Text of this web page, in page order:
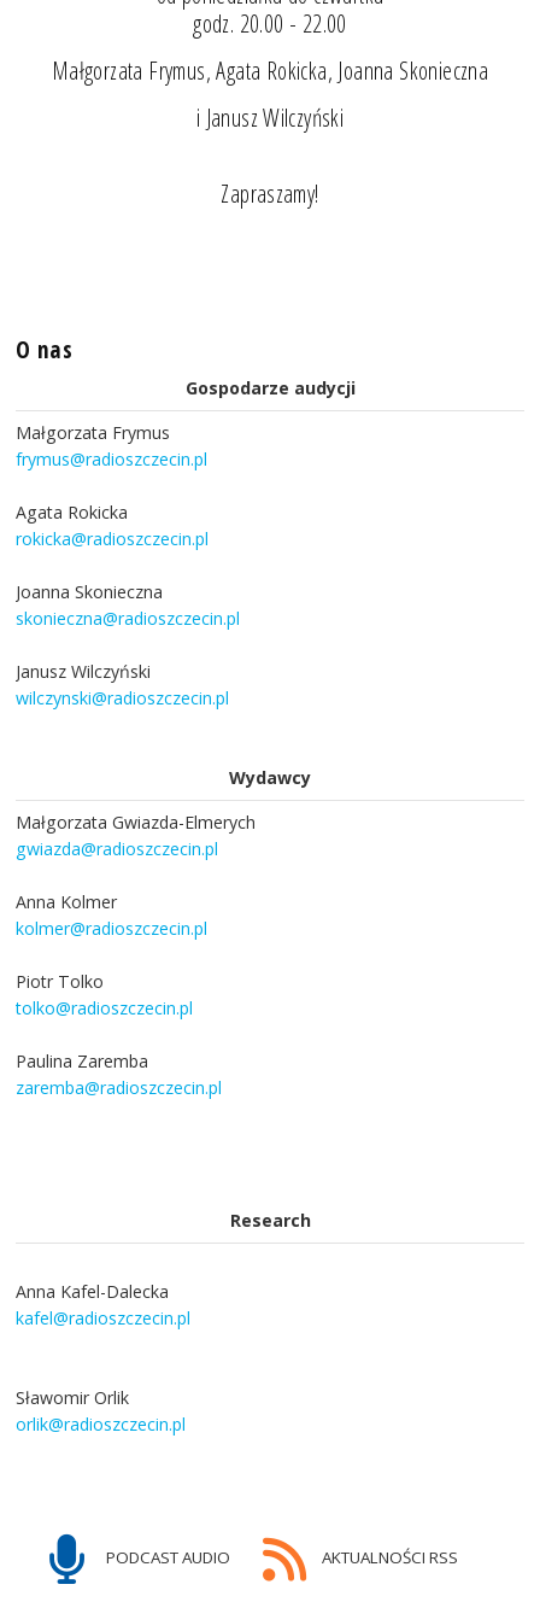
godz. 20.00 - 22.00
Małgorzata Frymus, Agata Rokicka, Joanna Skonieczna
i Janusz Wilczyński
Zapraszamy!
O nas
Gospodarze audycji
Małgorzata Frymus
frymus@radioszczecin.pl
Agata Rokicka
rokicka@radioszczecin.pl
Joanna Skonieczna
skonieczna@radioszczecin.pl
Janusz Wilczyński
wilczynski@radioszczecin.pl
Wydawcy
Małgorzata Gwiazda-Elmerych
gwiazda@radioszczecin.pl
Anna Kolmer
kolmer@radioszczecin.pl
Piotr Tolko
tolko@radioszczecin.pl
Paulina Zaremba
zaremba@radioszczecin.pl
Research
Anna Kafel-Dalecka
kafel@radioszczecin.pl
Sławomir Orlik
orlik@radioszczecin.pl
PODCAST AUDIO AKTUALNOŚCI RSS